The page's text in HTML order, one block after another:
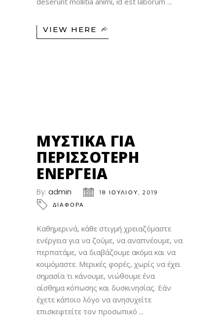
VIEW HERE
ΜΥΣΤΙΚΆ ΓΙΑ
ΠΕΡΙΣΣΌΤΕΡΗ
ΕΝΈΡΓΕΙΑ
By: admin
18 ΙΟΥΛΊΟΥ, 2019
ΔΙΑΦΟΡΑ
Καθημερινά, κάθε στιγμή χρειαζόμαστε
ενέργεια για να ζούμε, να αναπνέουμε, να
περπατάμε, να διαβάζουμε ακόμα και να
κοιμόμαστε. Μερικές φορές, χωρίς να έχει
σημασία τι κάνουμε, νιώθουμε ένα
αίσθημα κόπωσης και δυσκινησίας. Εάν
έχετε κάποιο λόγο να ανησυχείτε
επισκεφτείτε τον προσωπικό